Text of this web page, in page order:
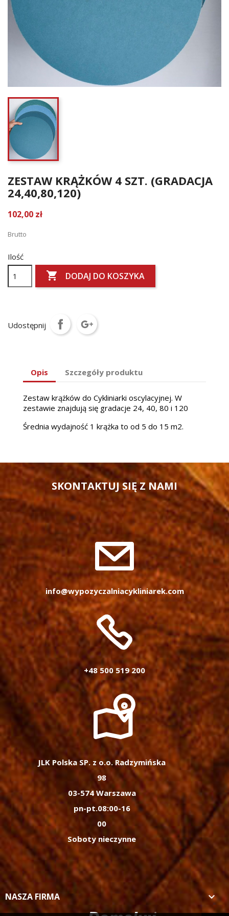
ZESTAW KRĄŻKÓW 4 SZT. (GRADACJA
24,40,80,120)
102,00 zł
Brutto
Ilość
 DODAJ DO KOSZYKA
Udostępnij
Opis Szczegóły produktu
Zestaw krążków do Cykliniarki oscylacyjnej. W
zestawie znajdują się gradacje 24, 40, 80 i 120
Średnia wydajność 1 krążka to od 5 do 15 m2.
SKONTAKTUJ SIĘ Z NAMI
info@wypozyczalniacykliniarek.com
+48 500 519 200
JLK Polska SP. z o.o. Radzymińska
98
03-574 Warszawa
pn-pt.08:00-16
00
Soboty nieczynne
NASZA FIRMA 